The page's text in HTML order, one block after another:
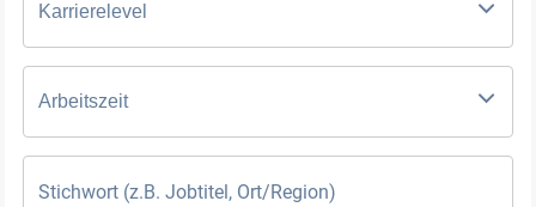
Karrierelevel
Arbeitszeit